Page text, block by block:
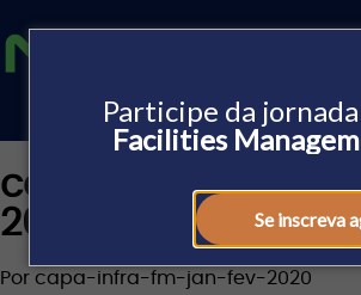
Participe da
Facilities
Se inscreva
capa-infra-fm-
2020
Por capa-infra-fm-jan-fev-2020